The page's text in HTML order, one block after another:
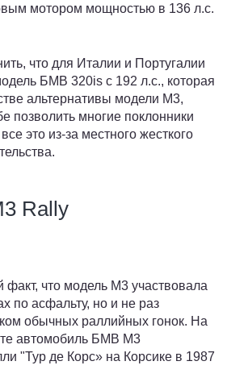
мотором мощностью в 136 л.с.
что для Италии и Португалии
БМВ 320is с 192 л.с., которая
альтернативы модели М3,
позволить многие поклонники
это из-за местного жесткого
Rally
факт, что модель М3 участвовала
по асфальту, но и не раз
обычных раллийных гонок. На
автомобиль БМВ М3
"Тур де Корс» на Корсике в 1987